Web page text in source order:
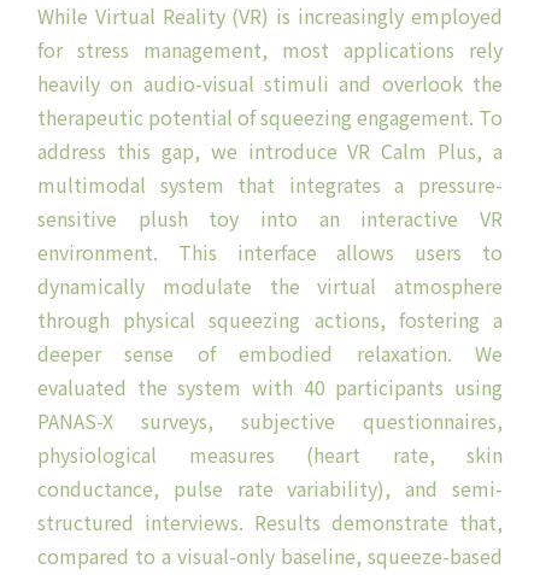
While Virtual Reality (VR) is increasingly employed
for stress management, most applications rely
heavily on audio-visual stimuli and overlook the
therapeutic potential of squeezing engagement. To
address this gap, we introduce VR Calm Plus, a
multimodal system that integrates a pressure-
sensitive plush toy into an interactive VR
environment. This interface allows users to
dynamically modulate the virtual atmosphere
through physical squeezing actions, fostering a
deeper sense of embodied relaxation. We
evaluated the system with 40 participants using
PANAS-X surveys, subjective questionnaires,
physiological measures (heart rate, skin
conductance, pulse rate variability), and semi-
structured interviews. Results demonstrate that,
compared to a visual-only baseline, squeeze-based